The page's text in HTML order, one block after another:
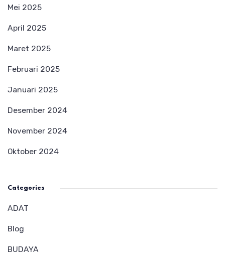
Mei 2025
April 2025
Maret 2025
Februari 2025
Januari 2025
Desember 2024
November 2024
Oktober 2024
Categories
ADAT
Blog
BUDAYA